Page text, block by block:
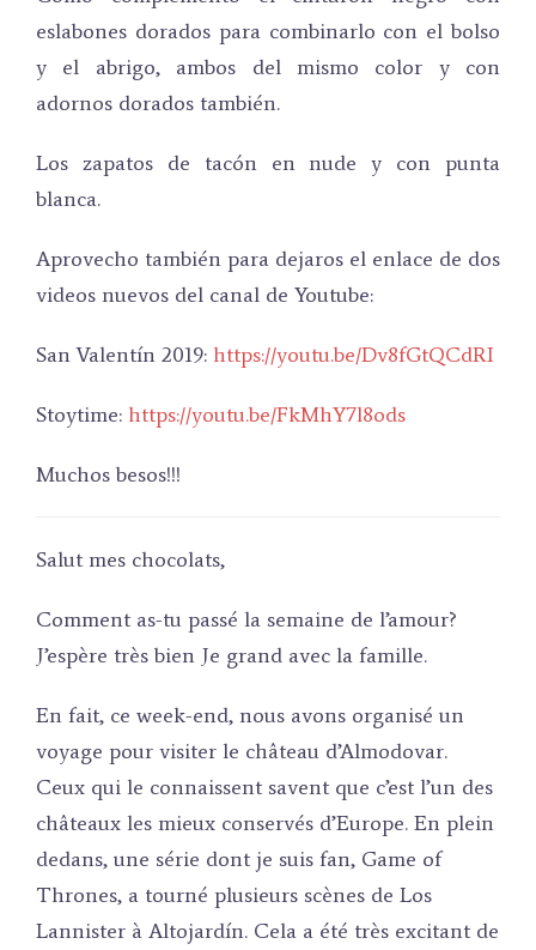
eslabones dorados para combinarlo con el bolso
y el abrigo, ambos del mismo color y con
adornos dorados también.
Los zapatos de tacón en nude y con punta
blanca.
Aprovecho también para dejaros el enlace de dos
videos nuevos del canal de Youtube:
San Valentín 2019: https://youtu.be/Dv8fGtQCdRI
Stoytime: https://youtu.be/FkMhY7l8ods
Muchos besos!!!
Salut mes chocolats,
Comment as-tu passé la semaine de l’amour?
J’espère très bien Je grand avec la famille.
En fait, ce week-end, nous avons organisé un
voyage pour visiter le château d’Almodovar.
Ceux qui le connaissent savent que c’est l’un des
châteaux les mieux conservés d’Europe. En plein
dedans, une série dont je suis fan, Game of
Thrones, a tourné plusieurs scènes de Los
Lannister à Altojardín. Cela a été très excitant de